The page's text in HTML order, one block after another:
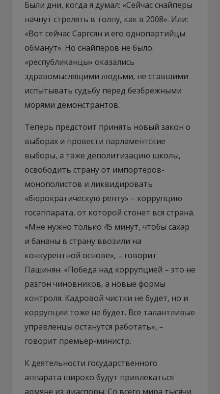
Были дни, когда я думал: «Сейчас снайперы
начнут стрелять в толпу, как в 2008». Или:
«Вот сейчас Саргсян и его однопартийцы
обманут». Но снайперов не было:
«республиканцы» оказались
здравомыслящими людьми, не ставшими
испытывать судьбу перед безбрежными
морями демонстрантов.
Теперь предстоит принять новый закон о
выборах и провести парламентские
выборы, а таже деполитизацию школы,
освободить страну от импортеров-
монополистов и ликвидировать
«бюрократическую ренту» – коррупцию
госаппарата, от которой стонет вся страна.
«Мне нужно только 45 минут, чтобы сахар
и бананы в страну ввозили на
конкурентной основе», – говорит
Пашинян. «Победа над коррупцией – это не
разгон чиновников, а новые формы
контроля. Кадровой чистки не будет, но и
коррупции тоже не будет. Все талантливые
управленцы останутся работать», –
говорит премьер-министр.
К деятельности государственного
аппарата широко будут привлекаться
армяне из диаспоры. Со всего мира тысячи